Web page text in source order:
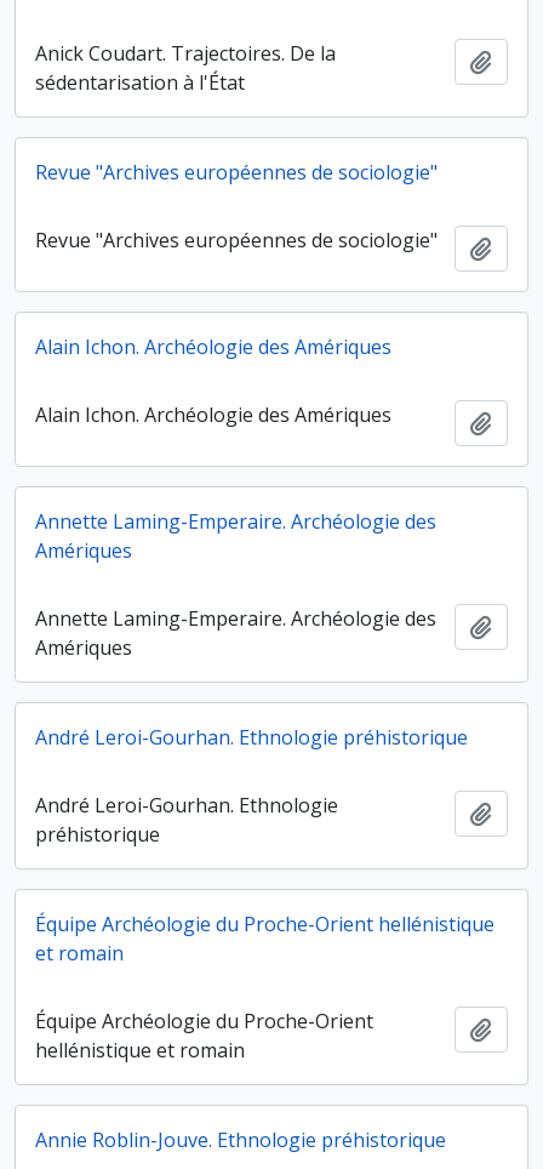
Anick Coudart. Trajectoires. De la
sédentarisation à l'État
Revue "Archives européennes de sociologie"
Revue "Archives européennes de sociologie"
Alain Ichon. Archéologie des Amériques
Alain Ichon. Archéologie des Amériques
Annette Laming-Emperaire. Archéologie des
Amériques
Annette Laming-Emperaire. Archéologie des
Amériques
André Leroi-Gourhan. Ethnologie préhistorique
André Leroi-Gourhan. Ethnologie
préhistorique
Équipe Archéologie du Proche-Orient hellénistique
et romain
Équipe Archéologie du Proche-Orient
hellénistique et romain
Annie Roblin-Jouve. Ethnologie préhistorique